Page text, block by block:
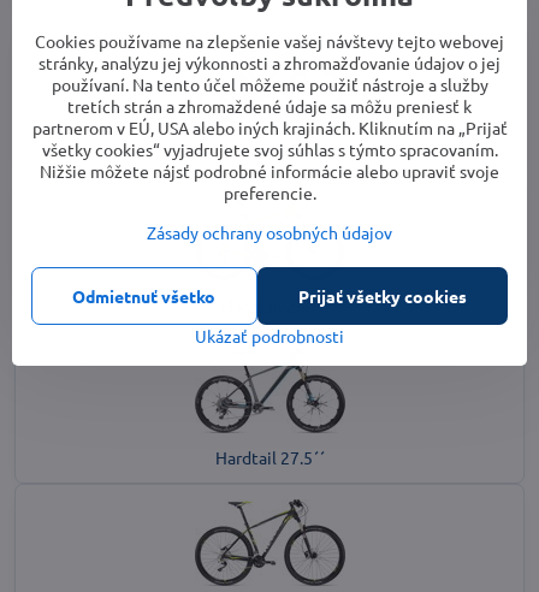
Dirt
Hardtail 26´´
Hardtail 27.5´´
Cookies používame na zlepšenie vašej návštevy tejto webovej
stránky, analýzu jej výkonnosti a zhromažďovanie údajov o jej
používaní. Na tento účel môžeme použiť nástroje a služby
tretích strán a zhromaždené údaje sa môžu preniesť k
partnerom v EÚ, USA alebo iných krajinách. Kliknutím na „Prijať
všetky cookies“ vyjadrujete svoj súhlas s týmto spracovaním.
Nižšie môžete nájsť podrobné informácie alebo upraviť svoje
preferencie.
Zásady ochrany osobných údajov
Ukázať podrobnosti
Prijať všetky cookies
Odmietnuť všetko